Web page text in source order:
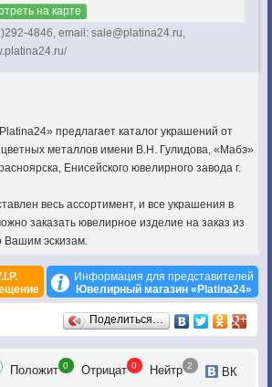
на карте
4846, email: sale@platina24.ru,
предлагает каталог украшений от
цветных металлов имени В.Н. Гулидова, «Мабэ»
Енисейского ювелирного завода г.
весь ассортимент, и все украшения в
заказать ювелирное изделие на заказ из
Вашим эскизам.
Информация для представителей
Ювелирный магазин «Platina24»
Поделиться…
Положит 0 Отрицат 0 Нейтр 2 ВК